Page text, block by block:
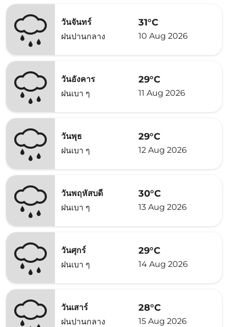
วันจันทร์
ฝนปานกลาง
31°C
10 Aug 2026
วันอังคาร
ฝนเบา ๆ
29°C
11 Aug 2026
วันพุธ
ฝนเบา ๆ
29°C
12 Aug 2026
วันพฤหัสบดี
ฝนเบา ๆ
30°C
13 Aug 2026
วันศุกร์
ฝนเบา ๆ
29°C
14 Aug 2026
วันเสาร์
ฝนปานกลาง
28°C
15 Aug 2026